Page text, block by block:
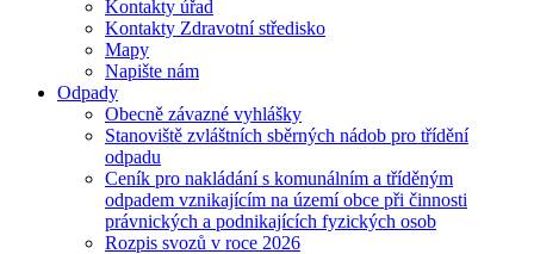
Kontakty úřad
Kontakty Zdravotní středisko
Mapy
Napište nám
Odpady
Obecně závazné vyhlášky
Stanoviště zvláštních sběrných nádob pro třídění
odpadu
Ceník pro nakládání s komunálním a tříděným
odpadem vznikajícím na území obce při činnosti
právnických a podnikajících fyzických osob
Rozpis svozů v roce 2026